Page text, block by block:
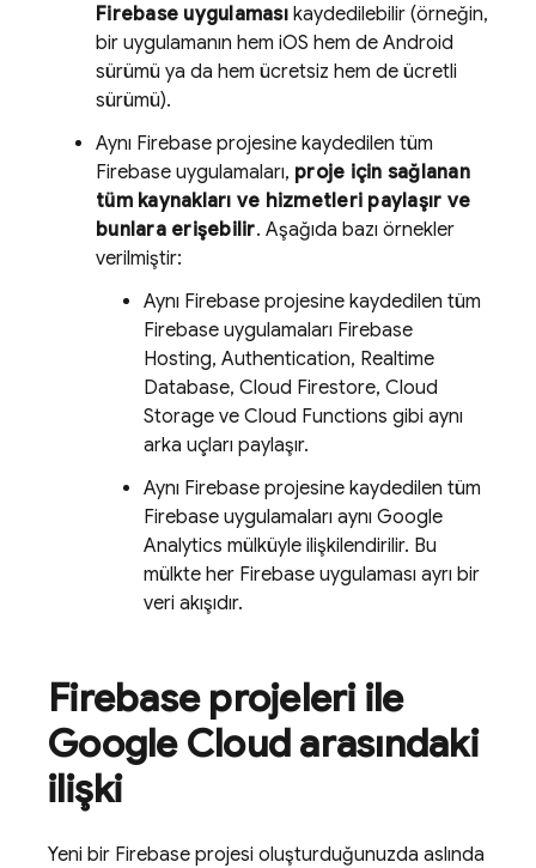
Firebase uygulamasıkaydedilebilir (örneğin,
bir uygulamanın hem iOS hem de Android
sürümü ya da hem ücretsiz hem de ücretli
sürümü).
Aynı Firebase projesine kaydedilen tüm
Firebase uygulamaları, proje için sağlanan
tüm kaynakları ve hizmetleri paylaşır ve
bunlara erişebilir. Aşağıda bazı örnekler
verilmiştir:
Aynı Firebase projesine kaydedilen tüm
Firebase uygulamaları Firebase
Hosting, Authentication, Realtime
Database, Cloud Firestore, Cloud
Storage ve Cloud Functions gibi aynı
arka uçları paylaşır.
Aynı Firebase projesine kaydedilen tüm
Firebase uygulamaları aynı Google
Analytics mülküyle ilişkilendirilir. Bu
mülkte her Firebase uygulaması ayrı bir
veri akışıdır.
Firebase projeleri ile
Google Cloud arasındaki
ilişki
Yeni bir Firebase projesi oluşturduğunuzda aslında